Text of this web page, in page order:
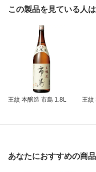
この製品を見ている人
王紋 本醸造 市島 1.8L 王紋
あなたにおすすめの商品